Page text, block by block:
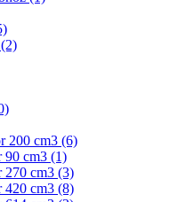
200 cm3 (6)
90 cm3 (1)
270 cm3 (3)
420 cm3 (8)